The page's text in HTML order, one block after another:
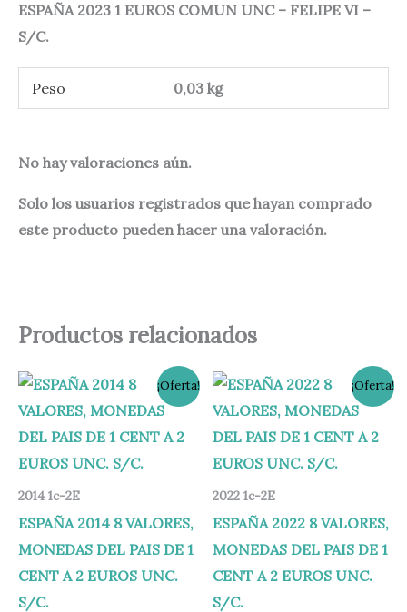
ESPAÑA 2023 1 EUROS COMUN UNC – FELIPE VI –
S/C.
Peso 0,03 kg
No hay valoraciones aún.
Solo los usuarios registrados que hayan comprado
este producto pueden hacer una valoración.
Productos relacionados
¡Oferta!
2014 1c-2E
ESPAÑA 2014 8 VALORES,
MONEDAS DEL PAIS DE 1
CENT A 2 EUROS UNC.
S/C.
El
precio
original
era:
9,95 €.
El
precio
actual
es:
8,95 €.
¡Oferta!
2022 1c-2E
ESPAÑA 2022 8 VALORES,
MONEDAS DEL PAIS DE 1
CENT A 2 EUROS UNC.
S/C.
El
precio
original
era:
8,95 €.
El
precio
actual
es:
7,95 €.